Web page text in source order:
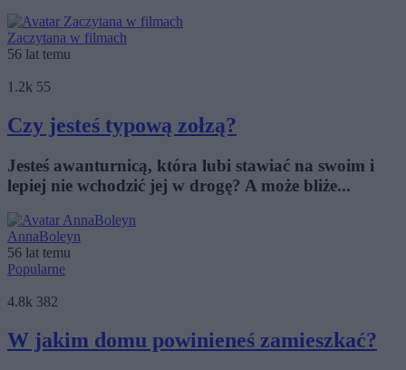
Zaczytana w filmach
56 lat temu
1.2k 55
Czy jesteś typową zołzą?
Jesteś awanturnicą, która lubi stawiać na swoim i
lepiej nie wchodzić jej w drogę? A może bliże...
AnnaBoleyn
56 lat temu
Popularne
4.8k 382
W jakim domu powinieneś zamieszkać?